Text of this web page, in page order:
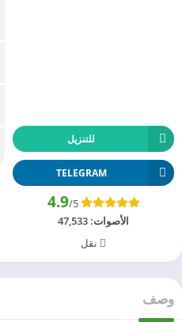
للتنزيل
TELEGRAM
4.9/5
الأصوات: 47,533
نقل
وصف